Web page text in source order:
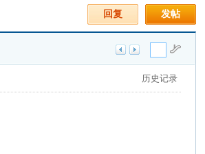
发帖
回复
历史记录